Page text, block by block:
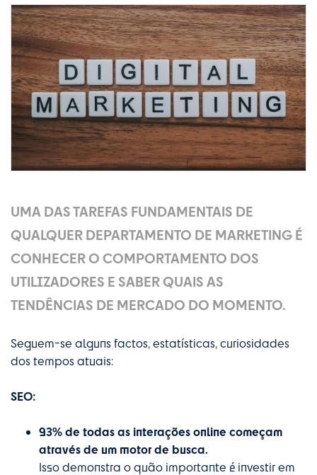
UMA DAS TAREFAS FUNDAMENTAIS DE
QUALQUER DEPARTAMENTO DE MARKETING É
CONHECER O COMPORTAMENTO DOS
UTILIZADORES E SABER QUAIS AS
TENDÊNCIAS DE MERCADO DO MOMENTO.
Seguem-se alguns factos, estatísticas, curiosidades
dos tempos atuais:
SEO:
93% de todas as interações online começam
através de um motor de busca.
Isso demonstra o quão importante é investir em